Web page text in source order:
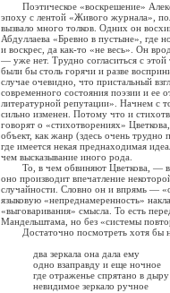
Поэтическое «воскрешение»
эпоху с лентой «Живого журнала»,
вызвало много толков. Одних он
Абдуллаева «Бревно в пустыне», где
и воскрес, да как-то «не весь». Он
— уже нет. Трудно согласиться с этой
были бы столь горячи и разве
случае очевидно, что пристальный
современного состояния поэзии и ее
литературной репутации». Начнем с
сильно изменен. Потому что и
говорят о «стихотворениях»
объект, как жанр (здесь очень трудно
где имеется некая преднаходимая
чем высказывание иного рода.
То, в чем обвиняют Цветкова, —
оно производит впечатление
случайности. Словно он и впрямь —
языковую «непреднамеренность»
«выговаривания» смысла. То есть
Мандельштама, но без «системы
Достаточно посмотреть хотя бы
два зеркала она дала ему
одно взаправду и еще ночное
где отраженье спрятано в дыру
невидимое зеркало ручное